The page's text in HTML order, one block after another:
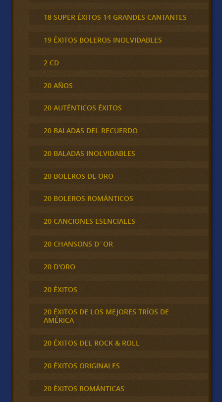
18 SUPER ÉXITOS 14 GRANDES CANTANTES
19 ÉXITOS BOLEROS INOLVIDABLES
2 CD
20 AÑOS
20 AUTÉNTICOS ÉXITOS
20 BALADAS DEL RECUERDO
20 BALADAS INOLVIDABLES
20 BOLEROS DE ORO
20 BOLEROS ROMÁNTICOS
20 CANCIONES ESENCIALES
20 CHANSONS D´OR
20 D'ORO
20 ÉXITOS
20 ÉXITOS DE LOS MEJORES TRÍOS DE
AMÉRICA
20 ÉXITOS DEL ROCK & ROLL
20 ÉXITOS ORIGINALES
20 ÉXITOS ROMÁNTICAS